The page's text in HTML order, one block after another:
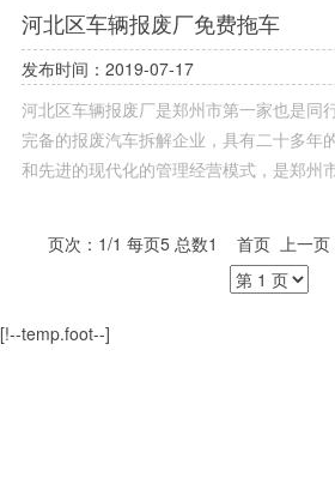
河北区车辆报废厂免费拖车
发布时间：2019-07-17
河北区车辆报废厂是郑州市第一家也是同
完备的报废汽车拆解企业，具有二十多年
和先进的现代化的管理经营模式，是郑州
拖车。
页次：1/1 每页5 总数1 首页 上一
[!--temp.foot--]